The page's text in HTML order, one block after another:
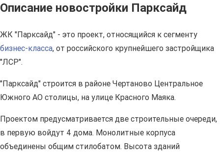
Описание новостройки Парксайд
ЖК "Парксайд" - это проект, относящийся к сегменту
бизнес-класса, от российского крупнейшего застройщика
"ЛСР".
"Парксайд" строится в районе Чертаново Центральное
Южного АО столицы, на улице Красного Маяка.
Проектом предусматривается две строительные очереди,
в первую войдут 4 дома. Монолитные корпуса
объединены общим стилобатом. Высота зданий